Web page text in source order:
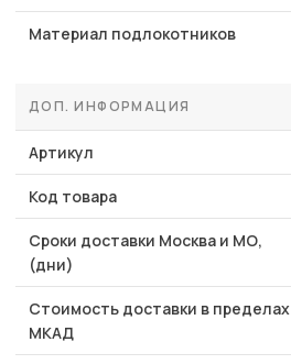
Материал подлокотников
ДОП. ИНФОРМАЦИЯ
Артикул
Код товара
Сроки доставки Москва и МО,
(дни)
Стоимость доставки в пределах
МКАД